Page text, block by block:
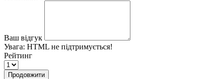
Ваш відгук
Увага: HTML не підтримується!
Рейтинг
Продовжити